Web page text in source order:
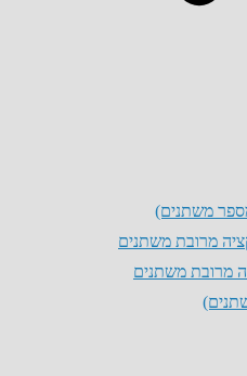
משתנים)
מרובת משתנים
מרובת משתנים